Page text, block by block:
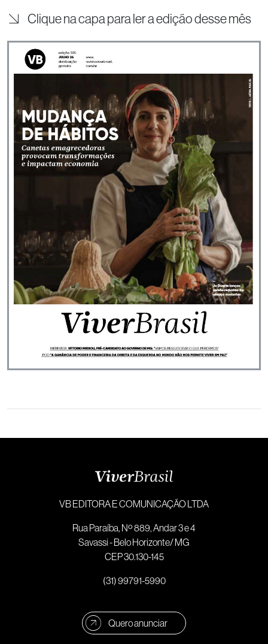
Clique na capa para ler a edição desse mês
VB EDITORA E COMUNICAÇÃO LTDA
Rua Paraíba, Nº 889, Andar 3 e 4
Savassi - Belo Horizonte/ MG
CEP 30.130-145
(31) 99791-5990
Quero anunciar